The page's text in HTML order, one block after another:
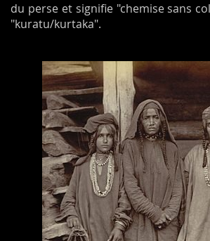
du perse et signifie "chemise sans
"kuratu/kurtaka".